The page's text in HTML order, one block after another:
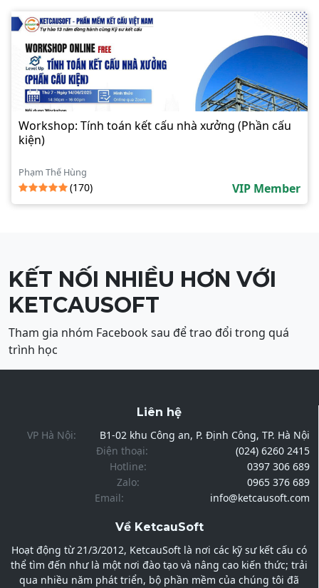
Workshop: Tính toán kết cấu nhà xưởng (Phần cấu
kiện)
Phạm Thế Hùng
(170) VIP Member
KẾT NỐI NHIỀU HƠN VỚI
KETCAUSOFT
Tham gia nhóm Facebook sau để trao đổi trong quá
trình học
Liên hệ
VP Hà Nội:
B1-02 khu Công an, P. Định Công, TP. Hà Nội
Điện thoại:
(024) 6260 2415
Hotline:
0397 306 689
Zalo:
0965 376 689
Email:
info@ketcausoft.com
Về KetcauSoft
Hoạt động từ 21/3/2012, KetcauSoft là nơi các kỹ sư kết cấu có
thể tìm đến như là một nơi đào tạo và nâng cao kiến thức; trải
qua nhiều năm phát triển, bộ phần mềm của chúng tôi đã